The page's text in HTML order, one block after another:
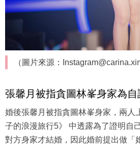
（圖片來源：Instagram@carina.xin
張馨月被指貪圖林峯身家為
婚後張馨月被指貪圖林峯身家，兩人
子的浪漫旅行5》 中透露為了證明自
對方身家才結婚，因此婚前提出做「